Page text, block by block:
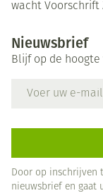
wacht Voorschrift
Nieuwsbrief
Blijf op de
Door op inschrijven
nieuwsbrief en gaat